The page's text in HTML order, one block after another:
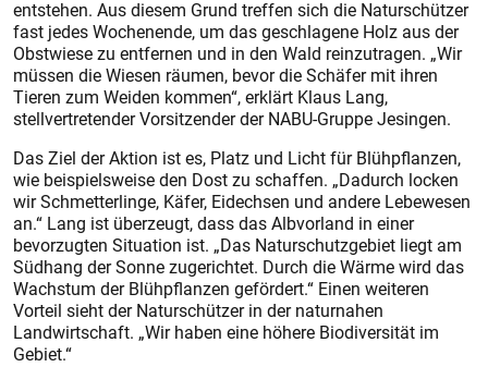
entstehen. Aus diesem Grund treffen sich die Naturschützer
fast jedes Wochenende, um das geschlagene Holz aus der
Obstwiese zu entfernen und in den Wald reinzutragen. „Wir
müssen die Wiesen räumen, bevor die Schäfer mit ihren
Tieren zum Weiden kommen“, erklärt Klaus Lang,
stellvertretender Vorsitzender der NABU-Gruppe Jesingen.
Das Ziel der Aktion ist es, Platz und Licht für Blühpflanzen,
wie beispielsweise den Dost zu schaffen. „Dadurch locken
wir Schmetterlinge, Käfer, Eidechsen und andere Lebewesen
an.“ Lang ist überzeugt, dass das Albvorland in einer
bevorzugten Situation ist. „Das Naturschutzgebiet liegt am
Südhang der Sonne zugerichtet. Durch die Wärme wird das
Wachstum der Blühpflanzen gefördert.“ Einen weiteren
Vorteil sieht der Naturschützer in der naturnahen
Landwirtschaft. „Wir haben eine höhere Biodiversität im
Gebiet.“